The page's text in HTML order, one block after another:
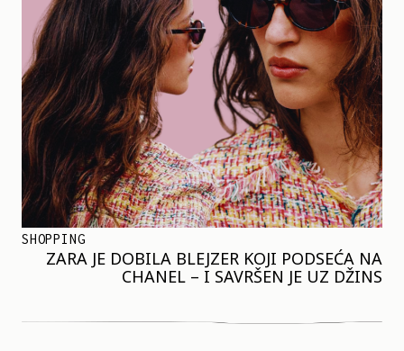
SHOPPING
ZARA JE DOBILA BLEJZER KOJI PODSEĆA NA
CHANEL – I SAVRŠEN JE UZ DŽINS